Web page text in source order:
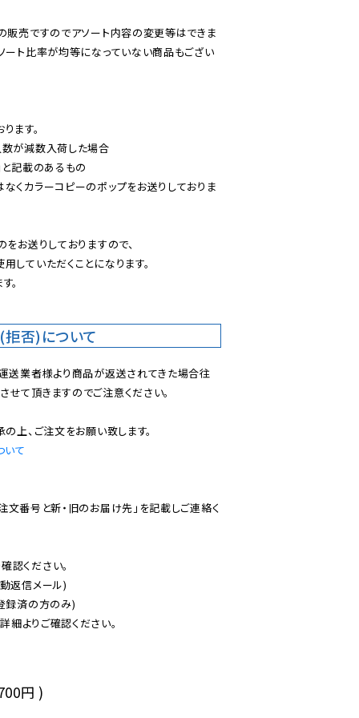
売ですのでアソート内容の変更等はできま
ート比率が均等になっていない商品もござい
ます。
が減数入荷した場合
記載のあるもの
くカラーコピーのポップをお送りしておりま
お送りしておりますので、
していただくことになります。
。
否)について
送業者様より商品が返送されてきた場合往
て頂きますのでご注意ください。
いて
注文番号と新・旧のお届け先」を記載しご連絡く
ください。
返信メール)
録済の方のみ)
円 )